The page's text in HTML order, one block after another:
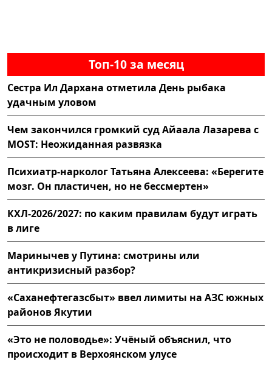
Топ-10 за месяц
Сестра Ил Дархана отметила День рыбака
удачным уловом
Чем закончился громкий суд Айаала Лазарева с
MOST: Неожиданная развязка
Психиатр-нарколог Татьяна Алексеева: «Берегите
мозг. Он пластичен, но не бессмертен»
КХЛ-2026/2027: по каким правилам будут играть
в лиге
Маринычев у Путина: смотрины или
антикризисный разбор?
«Саханефтегазсбыт» ввел лимиты на АЗС южных
районов Якутии
«Это не половодье»: Учёный объяснил, что
происходит в Верхоянском улусе